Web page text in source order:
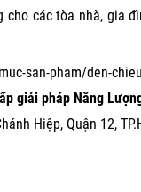
các tòa nhà, gia
san-pham/den-
giải pháp Năng
Hiệp, Quận 12,